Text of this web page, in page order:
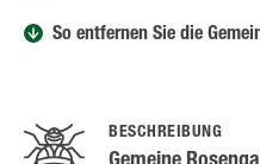
So entfernen Sie die
BESCHREIBUNG